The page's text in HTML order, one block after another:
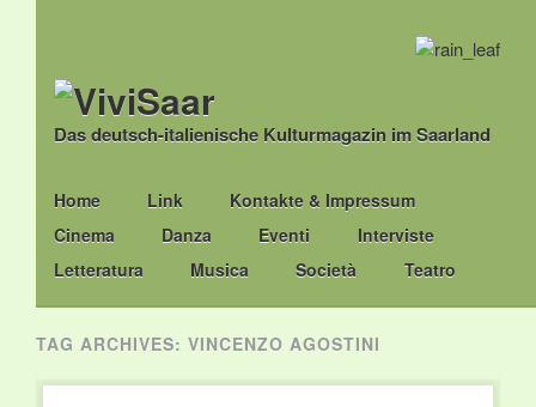
Das deutsch-italienische Kulturmagazin im Saarland
Main menu
Skip
to
content
Home Link
Kontakte & Impressum
Cinema
Danza Eventi
Interviste
Letteratura
Musica Società Teatro
TAG ARCHIVES: VINCENZO AGOSTINI